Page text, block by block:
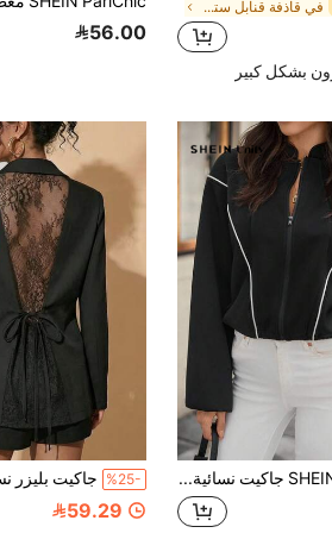
في قاذفة قنابل سترات خفيفة الوزن للنساء
بشكل كبير
56.00
SHEIN Unity جاكيت نسائية كاجوال خفيفة الوزن مع سحاب وتريم متباين اللون %25-
59.29